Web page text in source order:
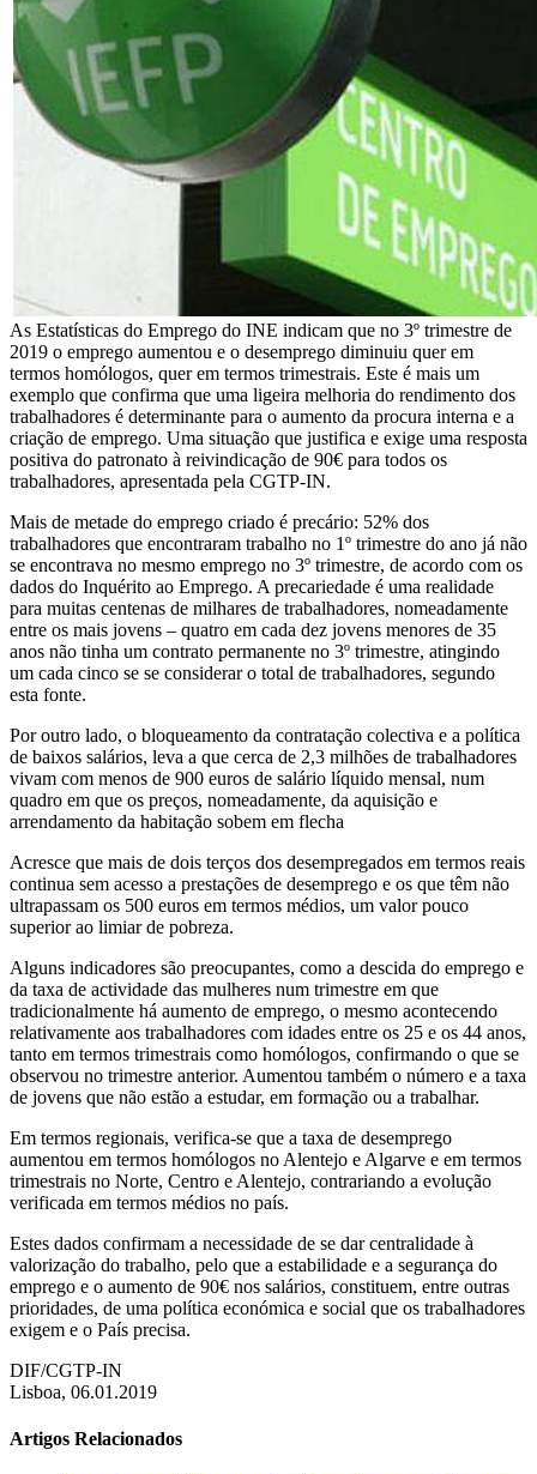
As Estatísticas do Emprego do INE indicam que no 3º trimestre de
2019 o emprego aumentou e o desemprego diminuiu quer em
termos homólogos, quer em termos trimestrais. Este é mais um
exemplo que confirma que uma ligeira melhoria do rendimento dos
trabalhadores é determinante para o aumento da procura interna e a
criação de emprego. Uma situação que justifica e exige uma resposta
positiva do patronato à reivindicação de 90€ para todos os
trabalhadores, apresentada pela CGTP-IN.
Mais de metade do emprego criado é precário: 52% dos
trabalhadores que encontraram trabalho no 1º trimestre do ano já não
se encontrava no mesmo emprego no 3º trimestre, de acordo com os
dados do Inquérito ao Emprego. A precariedade é uma realidade
para muitas centenas de milhares de trabalhadores, nomeadamente
entre os mais jovens – quatro em cada dez jovens menores de 35
anos não tinha um contrato permanente no 3º trimestre, atingindo
um cada cinco se se considerar o total de trabalhadores, segundo
esta fonte.
Por outro lado, o bloqueamento da contratação colectiva e a política
de baixos salários, leva a que cerca de 2,3 milhões de trabalhadores
vivam com menos de 900 euros de salário líquido mensal, num
quadro em que os preços, nomeadamente, da aquisição e
arrendamento da habitação sobem em flecha
Acresce que mais de dois terços dos desempregados em termos reais
continua sem acesso a prestações de desemprego e os que têm não
ultrapassam os 500 euros em termos médios, um valor pouco
superior ao limiar de pobreza.
Alguns indicadores são preocupantes, como a descida do emprego e
da taxa de actividade das mulheres num trimestre em que
tradicionalmente há aumento de emprego, o mesmo acontecendo
relativamente aos trabalhadores com idades entre os 25 e os 44 anos,
tanto em termos trimestrais como homólogos, confirmando o que se
observou no trimestre anterior. Aumentou também o número e a taxa
de jovens que não estão a estudar, em formação ou a trabalhar.
Em termos regionais, verifica-se que a taxa de desemprego
aumentou em termos homólogos no Alentejo e Algarve e em termos
trimestrais no Norte, Centro e Alentejo, contrariando a evolução
verificada em termos médios no país.
Estes dados confirmam a necessidade de se dar centralidade à
valorização do trabalho, pelo que a estabilidade e a segurança do
emprego e o aumento de 90€ nos salários, constituem, entre outras
prioridades, de uma política económica e social que os trabalhadores
exigem e o País precisa.
DIF/CGTP-IN
Lisboa, 06.01.2019
Artigos Relacionados